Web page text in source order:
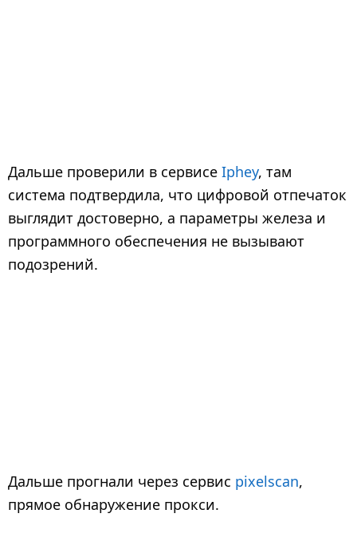
Дальше проверили в сервисе Iphey, там
система подтвердила, что цифровой отпечаток
выглядит достоверно, а параметры железа и
программного обеспечения не вызывают
подозрений.
Дальше прогнали через сервис pixelscan,
прямое обнаружение прокси.